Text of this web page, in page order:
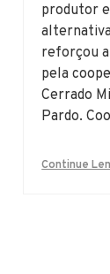
produtor
reforçou
pela
Cerrado
Pardo.
Continue